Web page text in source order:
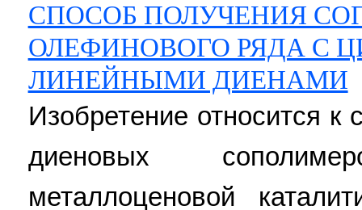
СПОСОБ ПОЛУЧЕНИЯ
ОЛЕФИНОВОГО РЯДА С
ЛИНЕЙНЫМИ ДИЕНАМИ
Изобретение относится
диеновых
металлоценовой